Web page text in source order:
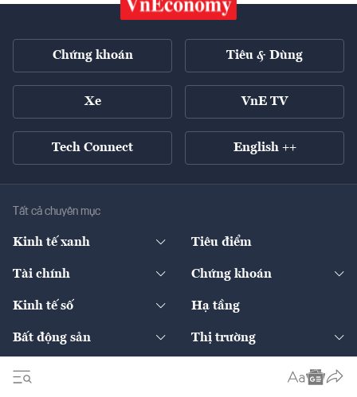
Chứng khoán Tiêu & Dùng
Xe VnE TV
Tech Connect English ++
Tất cả chuyên mục
Kinh tế xanh
Diễn đàn
Tiêu điểm
Tài chính
Ngân hàng
Bảo hiểm
Chứng khoán
Doanh nghiệp niêm yết
Kinh tế số
Sản phẩm - Thị trường
Tài sản số
Dịch vụ số
Hạ tầng
Bất động sản
Chính sách
Thị trường
Thị trường
Xuất nhập khẩu
Thế giới